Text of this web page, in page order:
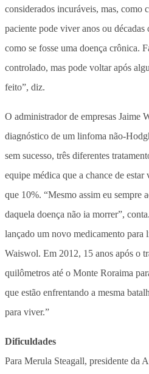
considerados incuráveis, mas, como
paciente pode viver anos ou
como se fosse uma doença crônica.
controlado, mas pode voltar após
feito”, diz.
O administrador de empresas Jaime
diagnóstico de um linfoma não-
sem sucesso, três diferentes
equipe médica que a chance de
que 10%. “Mesmo assim eu sempre
daquela doença não ia morrer”,
lançado um novo medicamento para
Waiswol. Em 2012, 15 anos após o
quilômetros até o Monte Roraima
que estão enfrentando a mesma
para viver.”
Dificuldades
Para Merula Steagall, presidente da